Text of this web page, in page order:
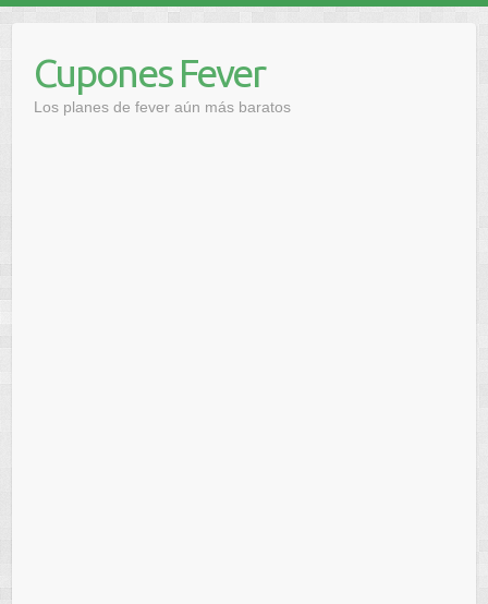
contenidoCupones Fever
Los planes de fever aún más baratos